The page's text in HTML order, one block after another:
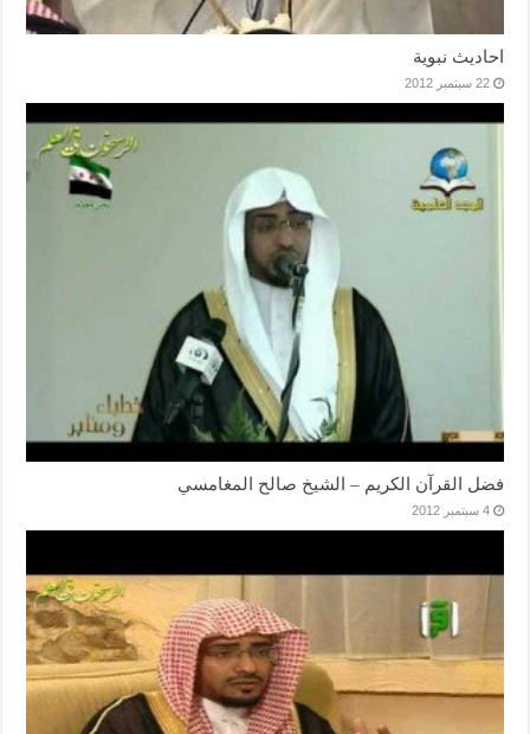
احاديث نبوية
22 سبتمبر 2012
فضل القرآن الكريم – الشيخ صالح المغامسي
4 سبتمبر 2012